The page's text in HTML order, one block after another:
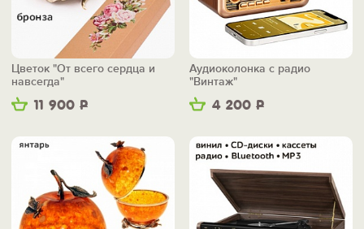
11 900 Р
Цветок "От всего сердца и
навсегда"
4 200 Р
Аудиоколонка с радио
"Винтаж"